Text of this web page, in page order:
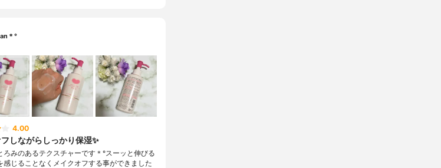
an＊°
4.00
しながらしっかり保湿✨
ろみのあるテクスチャーです＊°スーッと伸びる
感じることなくメイクオフする事ができました